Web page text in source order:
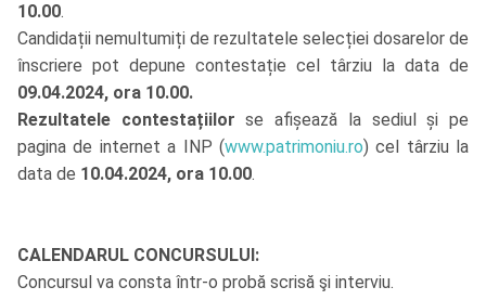
10.00.
Candidații nemultumiți de rezultatele selecției dosarelor de
înscriere pot depune contestație cel târziu la data de
09.04.2024, ora 10.00.
Rezultatele contestațiilor se afișează la sediul și pe
pagina de internet a INP (www.patrimoniu.ro) cel târziu la
data de 10.04.2024, ora 10.00.
CALENDARUL CONCURSULUI:
Concursul va consta într-o probă scrisă şi interviu.